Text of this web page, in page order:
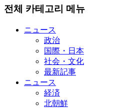
전체 카테고리 메뉴
ニュース
政治
国際・日本
社会・文化
最新記事
ニュース
経済
北朝鮮